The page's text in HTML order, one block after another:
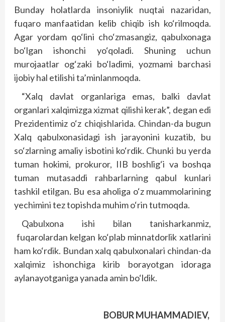
Bunday holatlarda insoniylik nuqtai nazaridan,
fuqaro manfaatidan kelib chiqib ish ko‘rilmoqda.
Agar yordam qo‘lini cho‘zmasangiz, qabulxonaga
bo‘lgan ishonchi yo‘qoladi. Shuning uchun
murojaatlar og‘zaki bo‘ladimi, yozmami barchasi
ijobiy hal etilishi ta’minlanmoqda.
“Xalq davlat organlariga emas, balki davlat
organlari xalqimizga xizmat qilishi kerak”, degan edi
Prezidentimiz o‘z chiqishlarida. Chindan-da bugun
Xalq qabulxonasidagi ish jarayonini kuzatib, bu
so‘zlarning amaliy isbotini ko‘rdik. Chunki bu yerda
tuman hokimi, prokuror, IIB boshlig‘i va boshqa
tuman mutasaddi rahbarlarning qabul kunlari
tashkil etilgan. Bu esa aholiga o‘z muammolarining
yechimini tez topishda muhim o‘rin tutmoqda.
Qabulxona ishi bilan tanisharkanmiz,
fuqarolardan kelgan ko‘plab minnatdorlik xatlarini
ham ko‘rdik. Bundan xalq qabulxonalari chindan-da
xalqimiz ishonchiga kirib borayotgan idoraga
aylanayotganiga yanada amin bo‘ldik.
BOBUR MUHAMMADIEV,